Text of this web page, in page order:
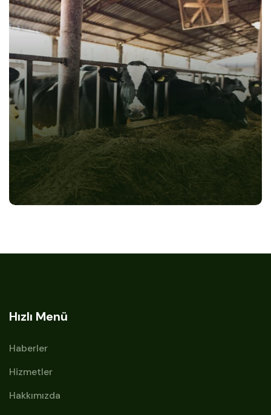
Hızlı Menü
Haberler
Hizmetler
Hakkımızda